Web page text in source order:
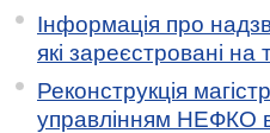
Інформація про
які зареєстровані на
Реконструкція
управлінням НЕФКО